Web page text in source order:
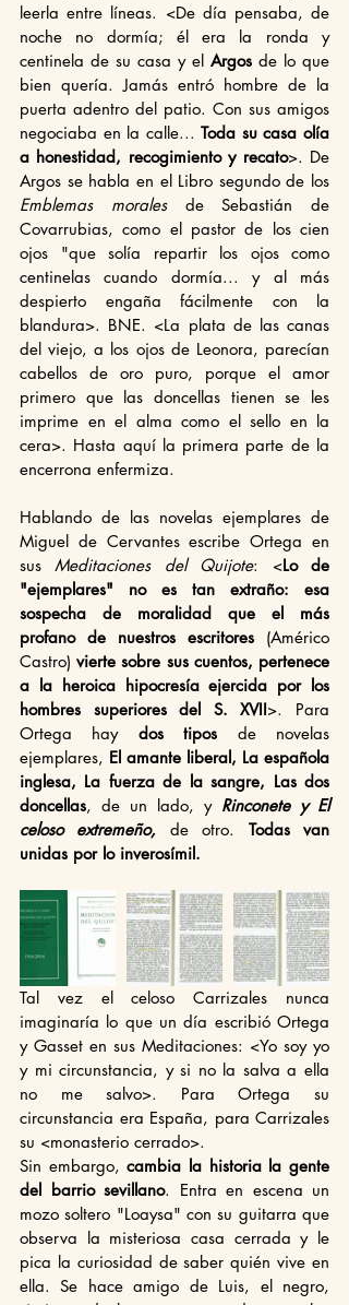
leerla entre líneas. <De día pensaba, de
noche no dormía; él era la ronda y
centinela de su casa y el Argos de lo que
bien quería. Jamás entró hombre de la
puerta adentro del patio. Con sus amigos
negociaba en la calle... Toda su casa olía
a honestidad, recogimiento y recato>. De
Emblemas morales de Sebastián de
Covarrubias, como el pastor de los cien
ojos "que solía repartir los ojos como
centinelas cuando dormía... y al más
despierto engaña fácilmente con la
blandura>. BNE. <La plata de las canas
del viejo, a los ojos de Leonora, parecían
cabellos de oro puro, porque el amor
primero que las doncellas tienen se les
imprime en el alma como el sello en la
cera>. Hasta aquí la primera parte de la
encerrona enfermiza.
Hablando de las novelas ejemplares de
Miguel de Cervantes escribe Ortega en
sus Meditaciones del Quijote: <Lo de
"ejemplares" no es tan extraño: esa
sospecha de moralidad que el más
profano de nuestros escritores (Américo
Castro) vierte sobre sus cuentos, pertenece
a la heroica hipocresía ejercida por los
hombres superiores del S. XVII>. Para
Ortega hay dos tipos de novelas
ejemplares, El amante liberal, La española
inglesa, La fuerza de la sangre, Las dos
doncellas, de un lado, y Rinconete y El
celoso extremeño, de otro. Todas van
unidas por lo inverosímil.
Tal vez el celoso Carrizales nunca
imaginaría lo que un día escribió Ortega
y Gasset en sus Meditaciones: <Yo soy yo
y mi circunstancia, y si no la salva a ella
no me salvo>. Para Ortega su
circunstancia era España, para Carrizales
su <monasterio cerrado>.
Sin embargo, cambia la historia la gente
del barrio sevillano. Entra en escena un
mozo soltero "Loaysa" con su guitarra que
observa la misteriosa casa cerrada y le
pica la curiosidad de saber quién vive en
ella. Se hace amigo de Luis, el negro,